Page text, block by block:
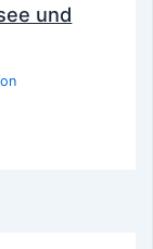
und